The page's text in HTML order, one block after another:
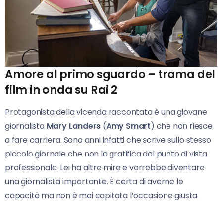
Amore al primo sguardo – trama del
film in onda su Rai 2
Protagonista della vicenda raccontata è una giovane
giornalista Mary Landers (Amy Smart) che non riesce
a fare carriera. Sono anni infatti che scrive sullo stesso
piccolo giornale che non la gratifica dal punto di vista
professionale. Lei ha altre mire e vorrebbe diventare
una giornalista importante. È certa di averne le
capacità ma non è mai capitata l’occasione giusta.